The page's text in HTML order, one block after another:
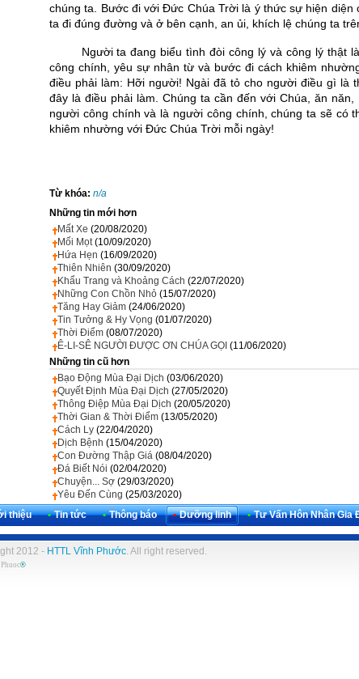
chúng ta. Bước đi với Đức Chúa Trời là ý thức sự hiện
ta đi đúng đường và ở bên cạnh, an ủi, khích lệ chúng ta
Người ta đang biểu tình đòi công lý và công lý thật là
công chính, yêu sự nhân từ và bước đi cách khiêm
điều phải làm: Hỡi người! Ngài đã tỏ cho người điều gì là
đây là điều phải làm. Chúng ta cần đến với Chúa, ăn
người công chính và là người công chính, chúng ta sẽ có
khiêm nhường với Đức Chúa Trời mỗi ngày!
Từ khóa: n/a
Những tin mới hơn
Mất Xe (20/08/2020)
Mối Mọt (10/09/2020)
Hứa Hẹn (16/09/2020)
Thiên Nhiên (30/09/2020)
Khẩu Trang và Khoảng Cách (22/07/2020)
Những Con Chồn Nhỏ (15/07/2020)
Tăng Hay Giảm (24/06/2020)
Tin Tưởng & Hy Vọng (01/07/2020)
Thời Điểm (08/07/2020)
Ê-LI-SÊ NGƯỜI ĐƯỢC ƠN CHÚA GỌI (11/06/2020)
Những tin cũ hơn
Bạo Động Mùa Đại Dịch (03/06/2020)
Quyết Định Mùa Đại Dịch (27/05/2020)
Thông Điệp Mùa Đại Dịch (20/05/2020)
Thời Gian & Thời Điểm (13/05/2020)
Cách Ly (22/04/2020)
Dịch Bệnh (15/04/2020)
Con Đường Thập Giá (08/04/2020)
Đá Biết Nói (02/04/2020)
Chuyện... Sợ (29/03/2020)
Yêu Đến Cùng (25/03/2020)
thiệu • Tin tức • Thông báo • Dưỡng linh • Tư Vấn Hôn Nhân Gia
2012 - HTTL Vĩnh Phước. All right reserved.
Phuoc®